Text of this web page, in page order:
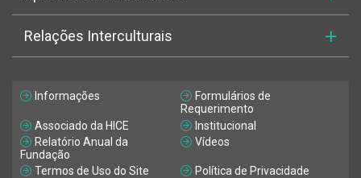
Relações Interculturais
Informações
Formulários de
Requerimento
Associado da HICE
Institucional
Relatório Anual da
Fundação
Vídeos
Termos de Uso do Site Política de Privacidade